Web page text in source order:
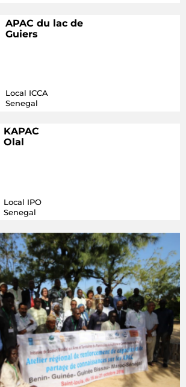
APAC du lac de
Guiers
Local ICCA
Senegal
KAPAC
Olal
Local IPO
Senegal